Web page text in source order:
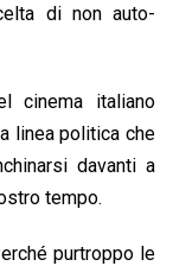
di non auto-
cinema italiano
linea politica che
davanti a
tempo.
purtroppo le